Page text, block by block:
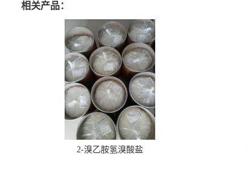
相关产品：
2-溴乙胺氢溴酸盐